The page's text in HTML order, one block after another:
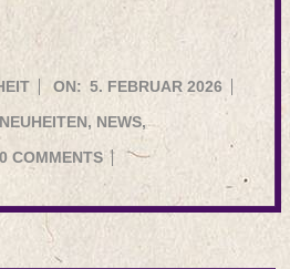
ON: 5. FEBRUAR 2026
NEUHEITEN , NEWS,
0 COMMENTS